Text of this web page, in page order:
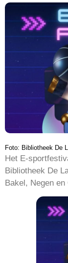
Foto: Bibliotheek De
Het E-
Bibliotheek De
Bakel, Negen